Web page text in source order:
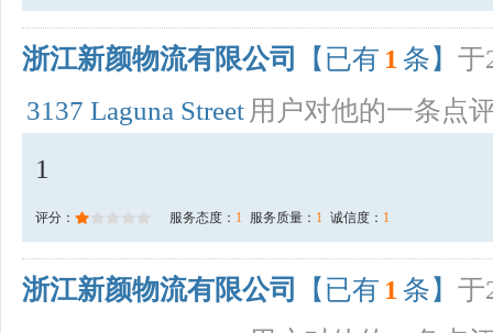
浙江新颜物流有限公司 【已有 1 条】 于
3137 Laguna Street 用户对他的一条点
1
评分： 服务态度： 1 服务质量： 1 诚信度： 1
浙江新颜物流有限公司 【已有 1 条】 于